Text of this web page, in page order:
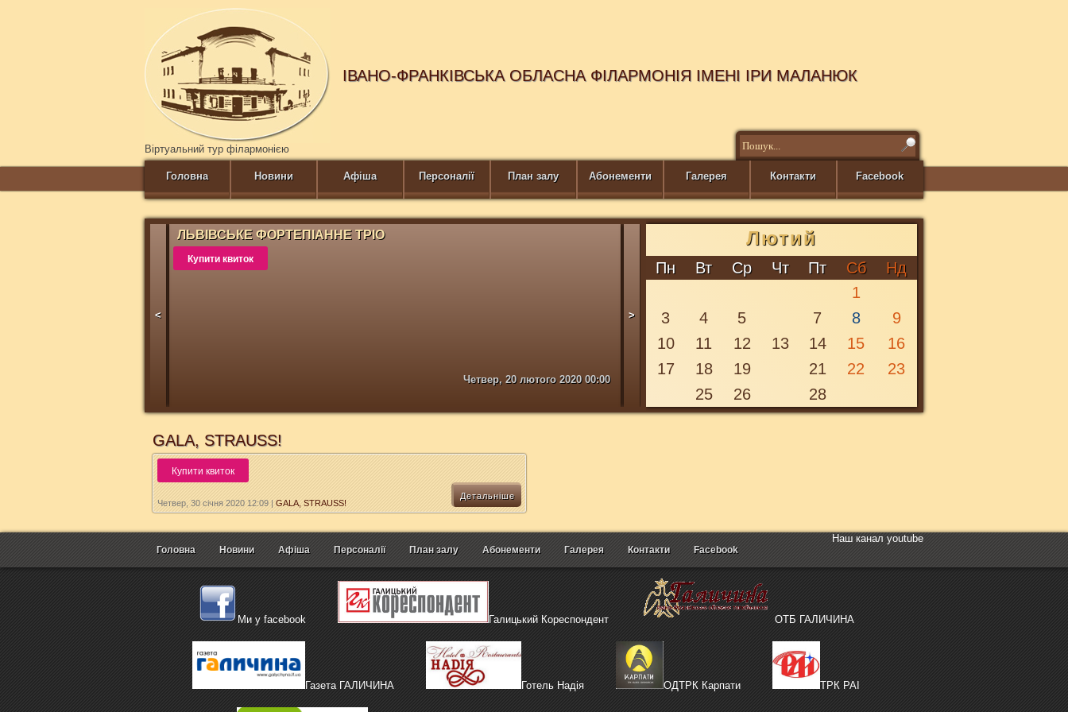
ІВАНО-ФРАНКІВСЬКА ОБЛАСНА ФІЛАРМОНІЯ ІМЕНІ ІРИ МАЛАНЮК
Віртуальний тур філармонією
Головна Новини Афіша Персоналії План залу Абонементи Галерея Контакти Facebook
<
ЛЬВІВСЬКЕ ФОРТЕПІАННЕ ТРІО
Купити квиток
Четвер, 20 лютого 2020 00:00
Купити квиток
>
Лютий
Пн Вт Ср Чт Пт Сб
Нд
1
3
4 5 7 8
9
10
11 12 13 14 15
16
17
18 19 21 22
23
25
26 28
GALA, STRAUSS!
Купити квиток
Четвер, 30 січня 2020 12:09 | GALA, STRAUSS!
Детальніше
Головна Новини Афіша Персоналії План залу Абонементи Галерея Контакти Facebook
Наш канал youtube
Ми у facebook Галицький Кореспондент ОТБ ГАЛИЧИНА
Газета ГАЛИЧИНА Готель Надія ОДТРК Карпати ТРК РАІ